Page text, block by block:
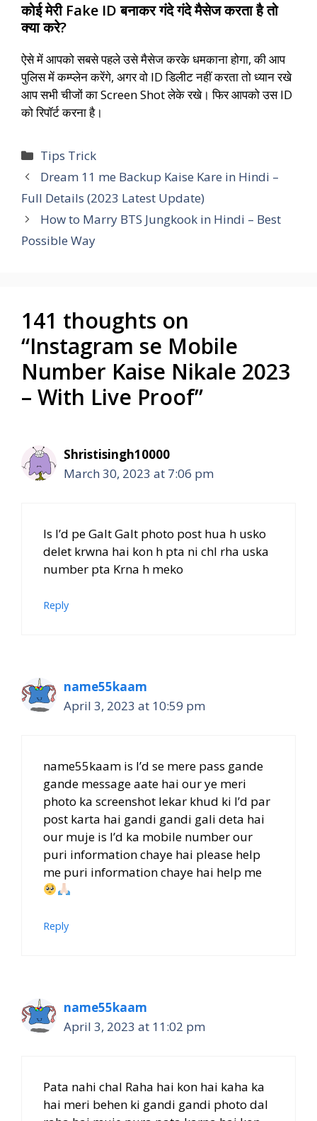
कोई मेरी Fake ID बनाकर गंदे गंदे मैसेज करता है तो
क्या करे?
ऐसे में आपको सबसे पहले उसे मैसेज करके धमकाना होगा, की आप
पुलिस में कम्प्लेन करेंगे, अगर वो ID डिलीट नहीं करता तो ध्यान रखे
आप सभी चीजों का Screen Shot लेके रखे। फिर आपको उस ID
को रिपॉर्ट करना है।
Categories
Tips Trick
Dream 11 me Backup Kaise Kare in Hindi –
Full Details (2023 Latest Update)
How to Marry BTS Jungkook in Hindi – Best
Possible Way
141 thoughts on
“Instagram se Mobile
Number Kaise Nikale 2023
– With Live Proof”
Shristisingh10000
March 30, 2023 at 7:06 pm
Is I’d pe Galt Galt photo post hua h usko
delet krwna hai kon h pta ni chl rha uska
number pta Krna h meko
Reply
name55kaam
April 3, 2023 at 10:59 pm
name55kaam is I’d se mere pass gande
gande message aate hai our ye meri
photo ka screenshot lekar khud ki I’d par
post karta hai gandi gandi gali deta hai
our muje is I’d ka mobile number our
puri information chaye hai please help
me puri information chaye hai help me
Reply
name55kaam
April 3, 2023 at 11:02 pm
Pata nahi chal Raha hai kon hai kaha ka
hai meri behen ki gandi gandi photo dal